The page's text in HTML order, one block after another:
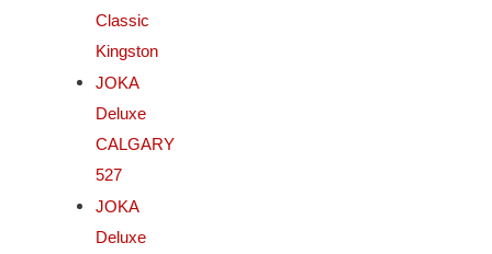
Classic
Kingston
JOKA
Deluxe
CALGARY
527
JOKA
Deluxe